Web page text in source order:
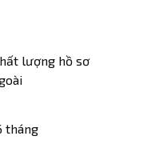
lượng hồ sơ
tháng